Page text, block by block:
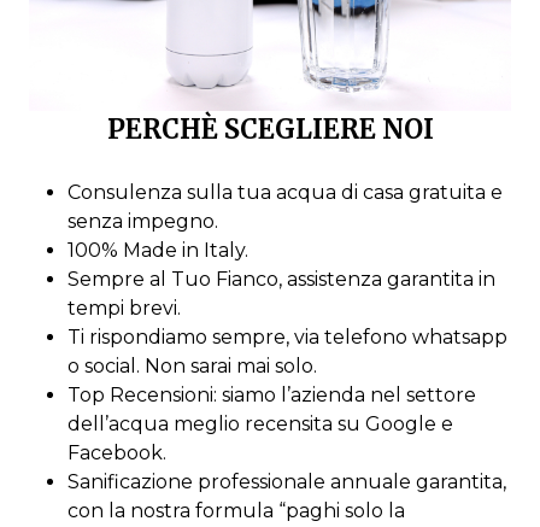
PERCHÈ SCEGLIERE NOI
Consulenza sulla tua acqua di casa gratuita e
senza impegno.
100% Made in Italy.
Sempre al Tuo Fianco, assistenza garantita in
tempi brevi.
Ti rispondiamo sempre, via telefono whatsapp
o social. Non sarai mai solo.
Top Recensioni: siamo l’azienda nel settore
dell’acqua meglio recensita su Google e
Facebook.
Sanificazione professionale annuale garantita,
con la nostra formula “paghi solo la